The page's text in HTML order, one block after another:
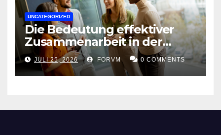
UNCATEGORIZED
Die Bedeutung effektiver
Zusammenarbeit in der
Arbeitswelt
JULI 25, 2026 FORVM 0 COMMENTS